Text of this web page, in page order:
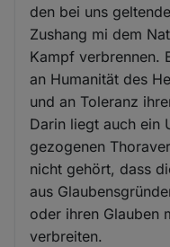
den bei uns
Zushang mi dem
Kampf verbrennen.
an Humanität des
und an Toleranz
Darin liegt auch ein
gezogenen
nicht gehört, dass
aus
oder ihren Glauben
verbreiten.